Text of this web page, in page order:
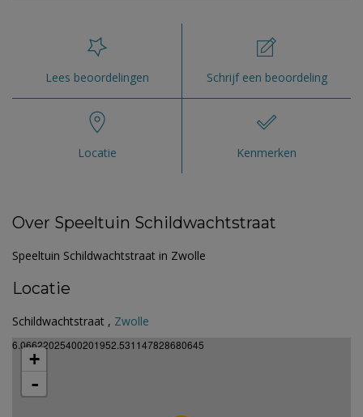
Lees beoordelingen Schrijf een beoordeling
Locatie Kenmerken
Over Speeltuin Schildwachtstraat
Speeltuin Schildwachtstraat in Zwolle
Locatie
Schildwachtstraat , Zwolle
6.06622025400201952.531147828680645
+
-